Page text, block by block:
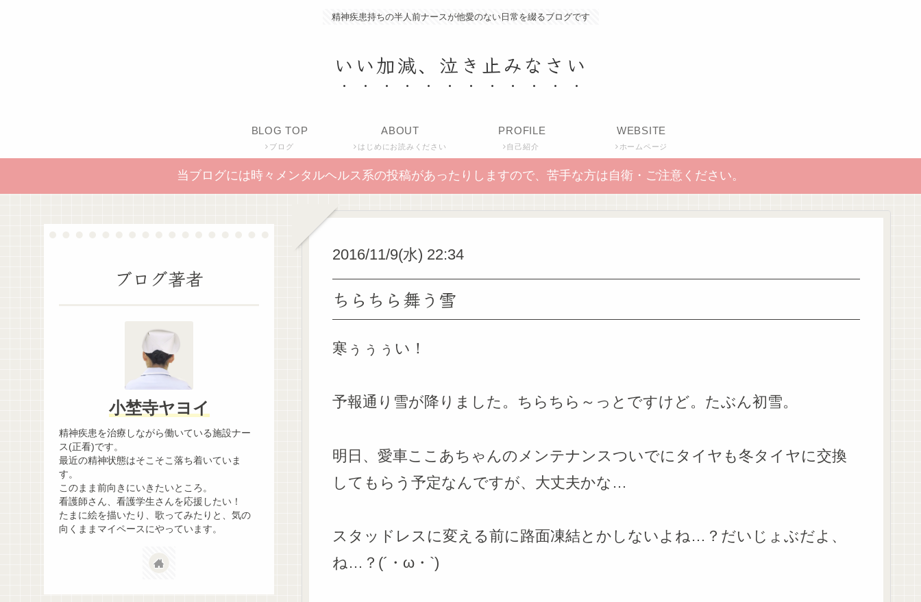
精神疾患持ちの半人前ナースが他愛のない日常を綴るブログです
いい加減、泣き止みなさい
BLOG TOP
ブログ
ABOUT
はじめにお読みください
PROFILE
自己紹介
WEBSITE
ホームページ
当ブログには時々メンタルヘルス系の投稿があったりしますので、苦手な方は自衛・ご注意ください。
2016/11/9(水) 22:34
ちらちら舞う雪
寒ぅぅぅい！
予報通り雪が降りました。ちらちら～っとですけど。たぶん初雪。
明日、愛車ここあちゃんのメンテナンスついでにタイヤも冬タイヤに交換
してもらう予定なんですが、大丈夫かな…
スタッドレスに変える前に路面凍結とかしないよね…？だいじょぶだよ、
ね…？(´・ω・`)
ブログ著者
小埜寺ヤヨイ
精神疾患を治療しながら働いている施設ナー
ス(正看)です。
最近の精神状態はそこそこ落ち着いていま
す。
このまま前向きにいきたいところ。
看護師さん、看護学生さんを応援したい！
たまに絵を描いたり、歌ってみたりと、気の
向くままマイペースにやっています。